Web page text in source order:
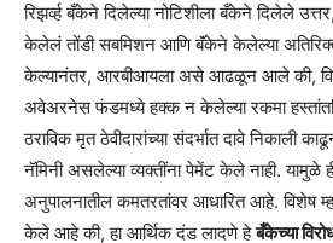
रिझर्व्ह बँकेने दिलेल्या नोटिशीला बँकेने दिलेले
केलेलं तोंडी सबमिशन आणि बॅंकेने केलेल्या
केल्यानंतर, आरबीआयला असे आढळून आले की,
अवेअरनेस फंडमध्ये हक्क न केलेल्या रकमा
ठराविक मृत ठेवीदारांच्या संदर्भात दावे निकाली
नॅमिनी असलेल्या व्यक्तींना पेमेंट केले नाही. यामुळे
अनुपालनातील कमतरतांवर आधारित आहे. विशेष
केले आहे की, हा आर्थिक दंड लादणे हेबँकेच्या